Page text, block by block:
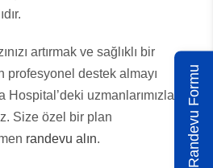
artırmak ve sağlıklı bir
profesyonel destek almayı
Hospital’deki uzmanlarımızla
Size özel bir plan
randevu alın. Randevu Formu